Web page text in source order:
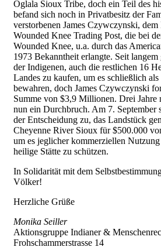
Oglala Sioux Tribe, doch ein Teil des
befand sich noch in Privatbesitz der
verstorbenen James Czywczynski, dem
Wounded Knee Trading Post, die bei
Wounded Knee, u.a. durch das
1973 Bekanntheit erlangte. Seit langem
der Indigenen, auch die restlichen 16
Landes zu kaufen, um es schließlich als
bewahren, doch James Czywczynski
Summe von $3,9 Millionen. Drei Jahre
nun ein Durchbruch. Am 7. September
der Entscheidung zu, das Landstück
Cheyenne River Sioux für $500.000
um es jeglicher kommerziellen
heilige Stätte zu schützen.
In Solidarität mit dem
Völker!
Herzliche Grüße
Monika Seiller
Aktionsgruppe Indianer &
Frohschammerstrasse 14